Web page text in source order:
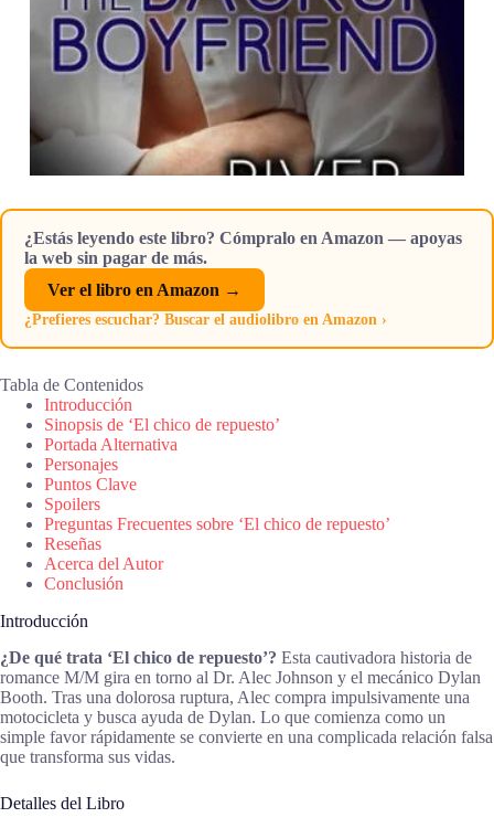
¿Estás leyendo este libro? Cómpralo en Amazon — apoyas
la web sin pagar de más.
Ver el libro en Amazon →
¿Prefieres escuchar? Buscar el audiolibro en Amazon ›
Tabla de Contenidos
Introducción
Sinopsis de ‘El chico de repuesto’
Portada Alternativa
Personajes
Puntos Clave
Spoilers
Preguntas Frecuentes sobre ‘El chico de repuesto’
Reseñas
Acerca del Autor
Conclusión
Introducción
¿De qué trata ‘El chico de repuesto’? Esta cautivadora historia de
romance M/M gira en torno al Dr. Alec Johnson y el mecánico Dylan
Booth. Tras una dolorosa ruptura, Alec compra impulsivamente una
motocicleta y busca ayuda de Dylan. Lo que comienza como un
simple favor rápidamente se convierte en una complicada relación falsa
que transforma sus vidas.
Detalles del Libro